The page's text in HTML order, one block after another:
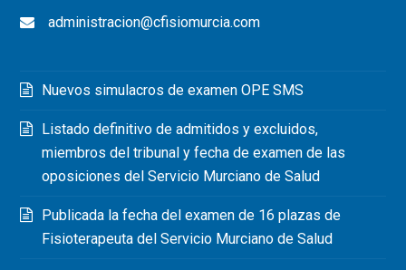
administracion@cfisiomurcia.com
Nuevos simulacros de examen OPE SMS
Listado definitivo de admitidos y excluidos,
miembros del tribunal y fecha de examen de las
oposiciones del Servicio Murciano de Salud
Publicada la fecha del examen de 16 plazas de
Fisioterapeuta del Servicio Murciano de Salud